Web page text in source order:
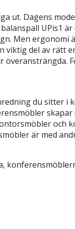
ut. Dagens
UPis1
Men
del av rätt
du sitter i
och
är med